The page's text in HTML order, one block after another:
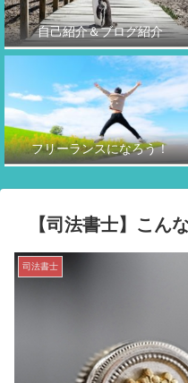
自己紹介＆ブログ紹介
フリーランスになろう！
【司法書士】こん
司法書士